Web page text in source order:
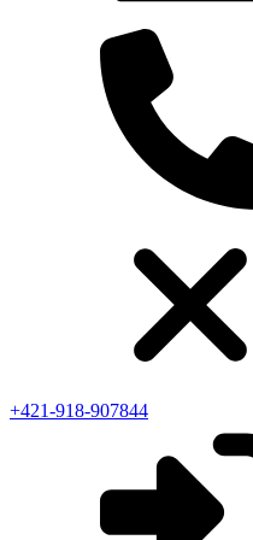
+421-918-907844